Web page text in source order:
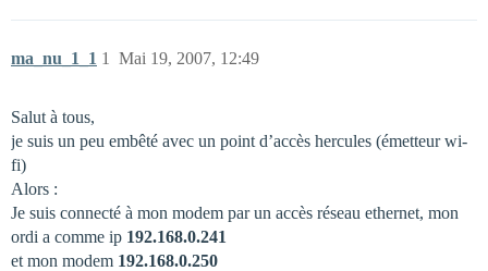
ma_nu_1_1 Mai 19, 2007, 12:49
1
Salut à tous,
je suis un peu embêté avec un point d’accès hercules (émetteur wi-
fi)
Alors :
Je suis connecté à mon modem par un accès réseau ethernet, mon
ordi a comme ip 192.168.0.241
et mon modem 192.168.0.250